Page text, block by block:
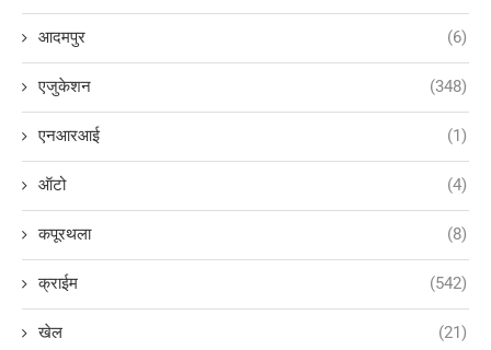
आदमपुर (6)
एजुकेशन (348)
एनआरआई (1)
ऑटो (4)
कपूरथला (8)
क्राईम (542)
खेल (21)